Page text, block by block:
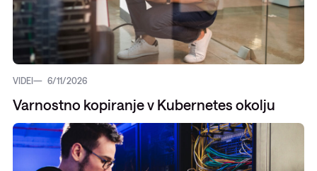
VIDEI 6/11/2026
Varnostno kopiranje v Kubernetes okolju